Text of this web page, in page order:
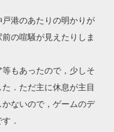
港のあたりの明かりが
の喧騒が見えたりしま
もあったので，少しそ
．ただ主に休息が主目
ないので，ゲームのデ
．